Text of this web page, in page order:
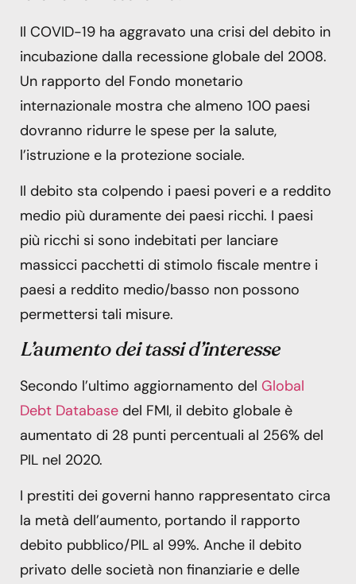
Il COVID-19 ha aggravato una crisi del debito in
incubazione dalla recessione globale del 2008.
Un rapporto del Fondo monetario
internazionale mostra che almeno 100 paesi
dovranno ridurre le spese per la salute,
l’istruzione e la protezione sociale.
Il debito sta colpendo i paesi poveri e a reddito
medio più duramente dei paesi ricchi. I paesi
più ricchi si sono indebitati per lanciare
massicci pacchetti di stimolo fiscale mentre i
paesi a reddito medio/basso non possono
permettersi tali misure.
L’aumento dei tassi d’interesse
Secondo l’ultimo aggiornamento del Global
Debt Database del FMI, il debito globale è
aumentato di 28 punti percentuali al 256% del
PIL nel 2020.
I prestiti dei governi hanno rappresentato circa
la metà dell’aumento, portando il rapporto
debito pubblico/PIL al 99%. Anche il debito
privato delle società non finanziarie e delle